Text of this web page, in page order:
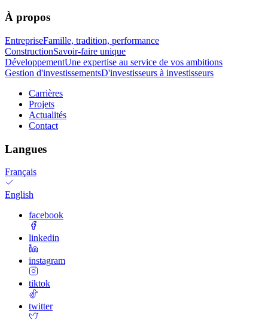
À propos
EntrepriseFamille, tradition, performance
ConstructionSavoir-faire unique
DéveloppementUne expertise au service de vos ambitions
Gestion d'investissementsD'investisseurs à investisseurs
Carrières
Projets
Actualités
Contact
Langues
Français
English
facebook
linkedin
instagram
tiktok
twitter